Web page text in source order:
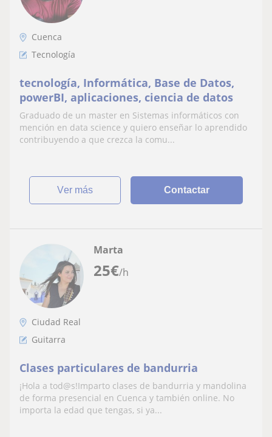
Cuenca
Tecnología
tecnología, Informática, Base de Datos,
powerBI, aplicaciones, ciencia de datos
Graduado de un master en Sistemas informáticos con
mención en data science y quiero enseñar lo aprendido
contribuyendo a que crezca la comu...
ver más Contactar
25€/h
Marta
Ciudad Real
Guitarra
Clases particulares de bandurria
¡Hola a tod@s!Imparto clases de bandurria y mandolina
de forma presencial en Cuenca y también online. No
importa la edad que tengas, si ya...